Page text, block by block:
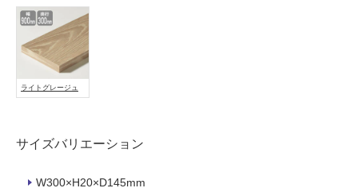
ライトグレージュ
サイズバリエーション
W300×H20×D145mm
使
用
可
能
使
能